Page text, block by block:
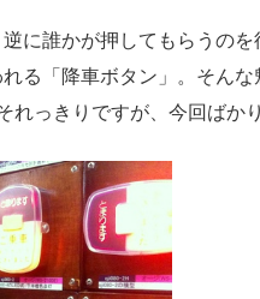
に誰かが押してもらうの
る「降車ボタン」。そん
れっきりですが、今回ばか